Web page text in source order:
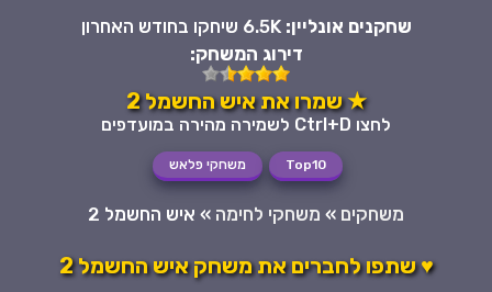
שחקנים אונליין:6.5K שיחקו בחודש האחרון
דירוג המשחק:
★ שמרו את איש החשמל 2
לחצו Ctrl+D לשמירה מהירה במועדפים
Top10 משחקי פלאש
משחקים » משחקי לחימה » איש החשמל 2
♥ שתפו לחברים את משחק איש החשמל 2